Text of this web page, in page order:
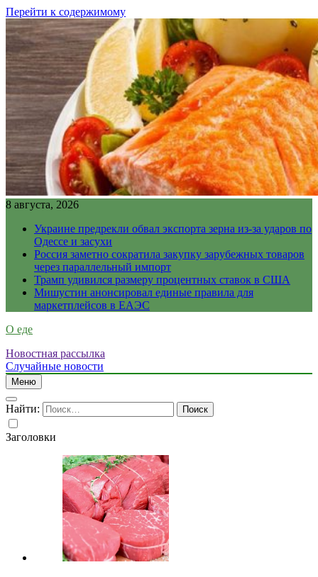
Перейти к содержимому
8 августа, 2026
Украине предрекли обвал экспорта зерна из-за ударов по
Одессе и засухи
Россия заметно сократила закупку зарубежных товаров
через параллельный импорт
Трамп удивился размеру процентных ставок в США
Мишустин анонсировал единые правила для
маркетплейсов в ЕАЭС
О еде
Новостная рассылка
Случайные новости
Меню
Найти:
Заголовки